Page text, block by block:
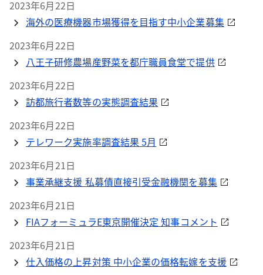
2023年6月22日
海外の医療機器市場獲得を目指す中小企業募集
2023年6月22日
八王子研修農場産野菜を都庁職員食堂で提供
2023年6月22日
訪都旅行者数等の実態調査結果
2023年6月22日
テレワーク実施率調査結果 5月
2023年6月21日
事業承継支援 私募債直接引受金融機関を募集
2023年6月21日
FIAフォーミュラE東京開催決定 知事コメント
2023年6月21日
仕入価格の上昇対策 中小企業の価格転嫁を支援